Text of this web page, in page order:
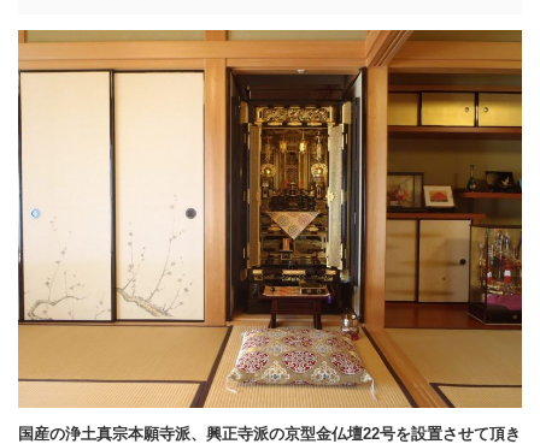
国産の浄土真宗本願寺派、興正寺派の京型金仏壇22号を設置させて頂き